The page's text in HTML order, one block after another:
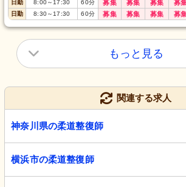
日勤
8:00～17:30 60分 募集 募集 募集 募
日勤 8:30～17:30 60分 募集 募集 募集 募
もっと見る
関連する求人
神奈川県の柔道整復師
横浜市の柔道整復師